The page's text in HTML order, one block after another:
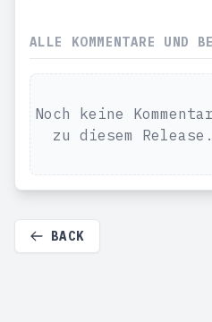
ALLE KOMMENTARE UND
Noch keine
zu diesem
BACK